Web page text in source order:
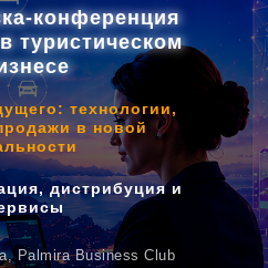
конференция
туристическом
Palmira Business Club
технологии,
в новой
дистрибуция и